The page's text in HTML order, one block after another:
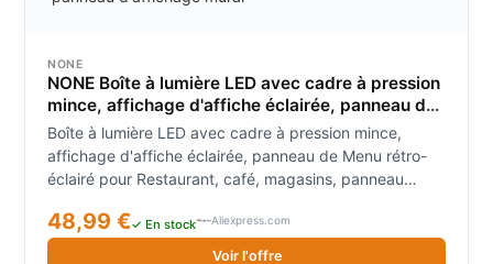
NONE
NONE Boîte à lumière LED avec cadre à pression
mince, affichage d'affiche éclairée, panneau de
Menu rétro-éclairé pour Restaurant, café,
magasins, panneau d'affichage mural
Boîte à lumière LED avec cadre à pression mince,
affichage d'affiche éclairée, panneau de Menu rétro-
éclairé pour Restaurant, café, magasins, panneau
48,99 €✓ En stock Aliexpress.com
Voir l'offre